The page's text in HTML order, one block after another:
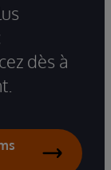
dès à